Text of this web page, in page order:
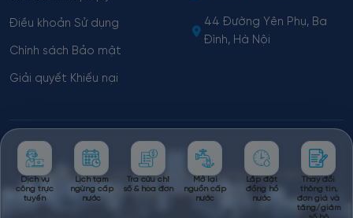
Điều khoản Sử dụng
Chính sách Bảo mật
Giải quyết Khiếu nại
44 Đường Yên Phụ, Ba
Đình, Hà Nội
© 2026 HAWACOM - Công ty TNHH MTV Nước sạch Hà Nội.
Technology Supported by
ECP
Dịch vụ
công trực
tuyến
Lịch tạm
ngừng cấp
nước
Tra cứu chỉ
số & hóa đơn
Mở lại
nguồn cấp
nước
Lắp đặt
đồng hồ
nước
Thay đổi
thông tin,
đơn giá và
tăng/giảm